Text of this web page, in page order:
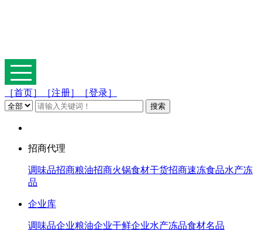
［首页］ ［注册］ ［登录］
招商代理
调味品招商粮油招商火锅食材干货招商速冻食品水产冻
品
企业库
调味品企业粮油企业干鲜企业水产冻品食材名品